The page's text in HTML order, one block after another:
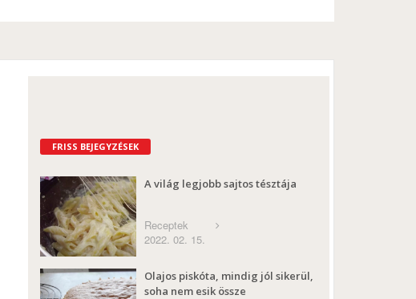
FRISS BEJEGYZÉSEK
A világ legjobb sajtos tésztája
Receptek
2022. 02. 15.
Olajos piskóta, mindig jól sikerül,
soha nem esik össze